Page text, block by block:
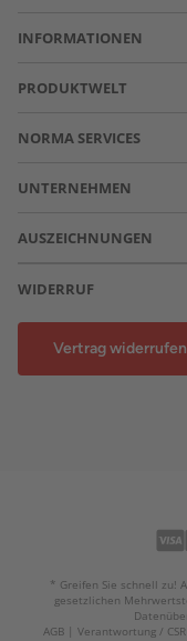
INFORMATIONEN
PRODUKTWELT
NORMA SERVICES
UNTERNEHMEN
AUSZEICHNUNGEN
WIDERRUF
Vertrag widerrufen
* Greifen Sie schnell zu!
gesetzlichen
AGB
Verantwortung / CSR